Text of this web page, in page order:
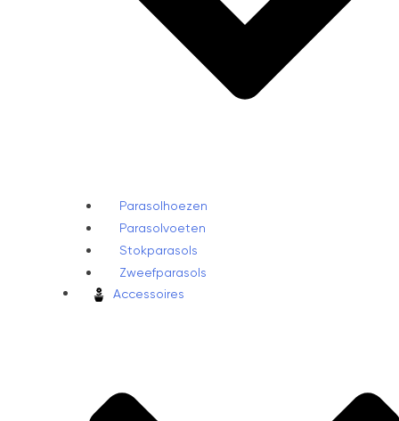
Parasolhoezen
Parasolvoeten
Stokparasols
Zweefparasols
Accessoires